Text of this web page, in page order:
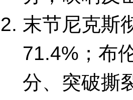
末节尼克斯
71.4%；布
分、突破撕